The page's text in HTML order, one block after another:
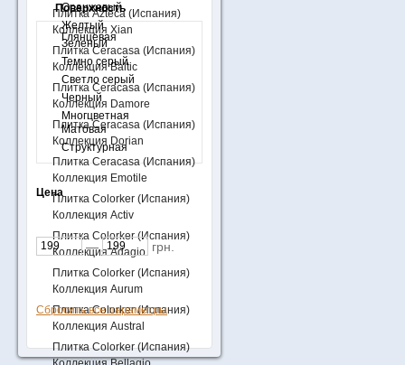
Плитка Azteca (Испания)
Коллекция Xian
Плитка Ceracasa (Испания)
Коллекция Baltic
Плитка Ceracasa (Испания)
Коллекция Damore
Плитка Ceracasa (Испания)
Коллекция Dorian
Плитка Ceracasa (Испания)
Коллекция Emotile
Плитка Colorker (Испания)
Коллекция Activ
Плитка Colorker (Испания)
Коллекция Adagio
Плитка Colorker (Испания)
Коллекция Aurum
Плитка Colorker (Испания)
Коллекция Austral
Плитка Colorker (Испания)
Оранжевый
Желтый
Зеленый
Темно серый
Светло серый
Черный
Многцветная
Поверхность
Глянцевая
Матовая
Структурная
Цена
— грн.
Сбросить все параметры